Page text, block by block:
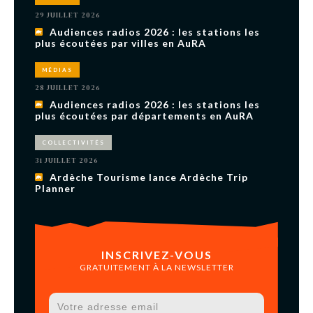
29 JUILLET 2026
Audiences radios 2026 : les stations les
plus écoutées par villes en AuRA
MÉDIAS
28 JUILLET 2026
Audiences radios 2026 : les stations les
plus écoutées par départements en AuRA
COLLECTIVITÉS
31 JUILLET 2026
Ardèche Tourisme lance Ardèche Trip
Planner
INSCRIVEZ-VOUS
GRATUITEMENT À LA NEWSLETTER